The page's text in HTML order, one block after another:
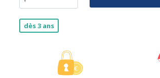
dès 3 ans